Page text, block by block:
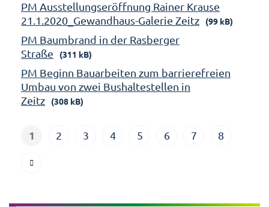
PM Ausstellungseröffnung Rainer Krause
21.1.2020_Gewandhaus-Galerie Zeitz
(99 kB)
PM Baumbrand in der Rasberger
Straße
(311 kB)
PM Beginn Bauarbeiten zum barrierefreien
Umbau von zwei Bushaltestellen in
Zeitz
(308 kB)
1 2 3 4 5 6 7 8